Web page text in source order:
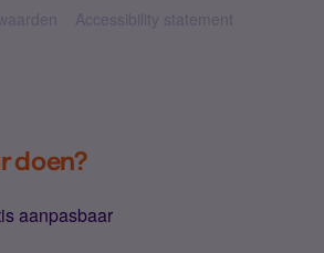
Accessibility statement
doen?
aanpasbaar